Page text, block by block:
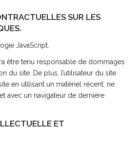
SUR LES
JavaScript.
être tenu responsable de dommages
du site. De plus, l’utilisateur du site
en utilisant un matériel récent, ne
avec un navigateur de dernière
ET